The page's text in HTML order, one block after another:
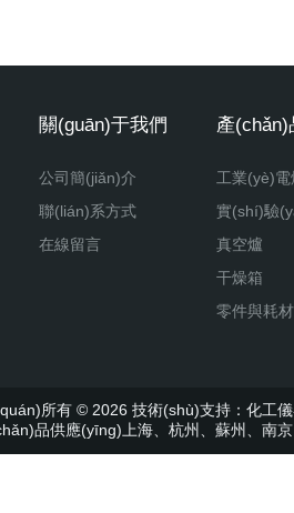
關(guān)于我們
公司簡(jiǎn)介
聯(lián)系方式
在線留言
產
工業(yè)電
實(shí)驗
真空爐
干燥箱
零件與耗材
所有 © 2026 技術(shù)支持： 化工
品供應(yīng)上海、杭州、蘇州、南